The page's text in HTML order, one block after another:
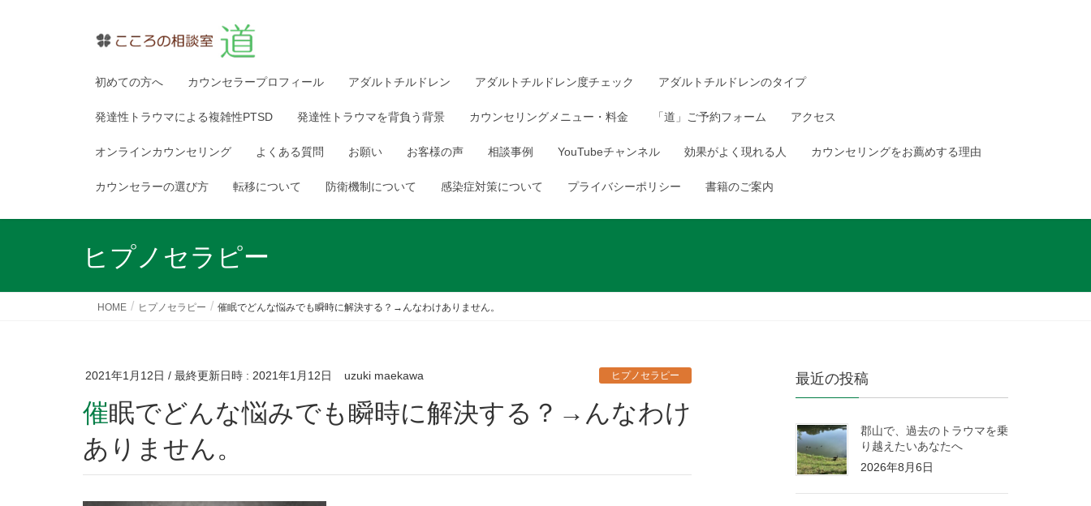
初めての方へ カウンセラープロフィール アダルトチルドレン アダルトチルドレン度チェック アダルトチルドレンのタイプ
発達性トラウマによる複雑性PTSD 発達性トラウマを背負う背景 カウンセリングメニュー・料金 「道」ご予約フォーム アクセス
オンラインカウンセリング よくある質問 お願い お客様の声 相談事例 YouTubeチャンネル 効果がよく現れる人 カウンセリングをお薦めする理由
カウンセラーの選び方 転移について 防衛機制について 感染症対策について プライバシーポリシー 書籍のご案内
ヒプノセラピー
HOME ヒプノセラピー 催眠でどんな悩みでも瞬時に解決する？→んなわけありません。
2021年1月12日 / 最終更新日時 : 2021年1月12日 uzuki maekawa ヒプノセラピー
催眠でどんな悩みでも瞬時に解決する？→んなわけ
ありません。
最近の投稿
郡山で、過去のトラウマを乗
り越えたいあなたへ
2026年8月6日